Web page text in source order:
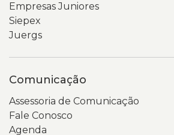
Empresas Juniores
Siepex
Juergs
Comunicação
Assessoria de Comunicação
Fale Conosco
Agenda